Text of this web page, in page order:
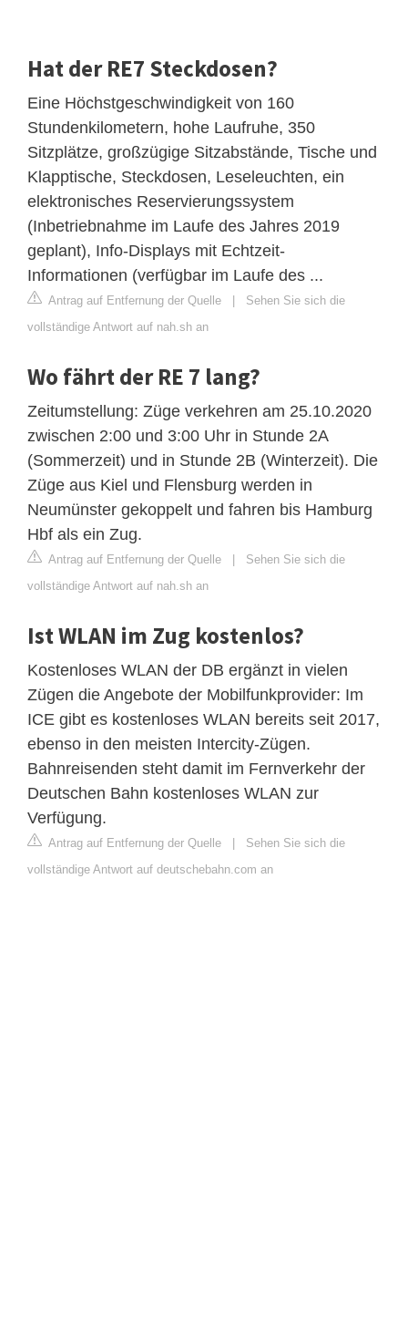
Hat der RE7 Steckdosen?
Eine Höchstgeschwindigkeit von 160
Stundenkilometern, hohe Laufruhe, 350
Sitzplätze, großzügige Sitzabstände, Tische und
Klapptische, Steckdosen, Leseleuchten, ein
elektronisches Reservierungssystem
(Inbetriebnahme im Laufe des Jahres 2019
geplant), Info-Displays mit Echtzeit-
Informationen (verfügbar im Laufe des ...
Antrag auf Entfernung der Quelle | Sehen Sie sich die
vollständige Antwort auf nah.sh an
Wo fährt der RE 7 lang?
Zeitumstellung: Züge verkehren am 25.10.2020
zwischen 2:00 und 3:00 Uhr in Stunde 2A
(Sommerzeit) und in Stunde 2B (Winterzeit). Die
Züge aus Kiel und Flensburg werden in
Neumünster gekoppelt und fahren bis Hamburg
Hbf als ein Zug.
Antrag auf Entfernung der Quelle | Sehen Sie sich die
vollständige Antwort auf nah.sh an
Ist WLAN im Zug kostenlos?
Kostenloses WLAN der DB ergänzt in vielen
Zügen die Angebote der Mobilfunkprovider: Im
ICE gibt es kostenloses WLAN bereits seit 2017,
ebenso in den meisten Intercity-Zügen.
Bahnreisenden steht damit im Fernverkehr der
Deutschen Bahn kostenloses WLAN zur
Verfügung.
Antrag auf Entfernung der Quelle | Sehen Sie sich die
vollständige Antwort auf deutschebahn.com an